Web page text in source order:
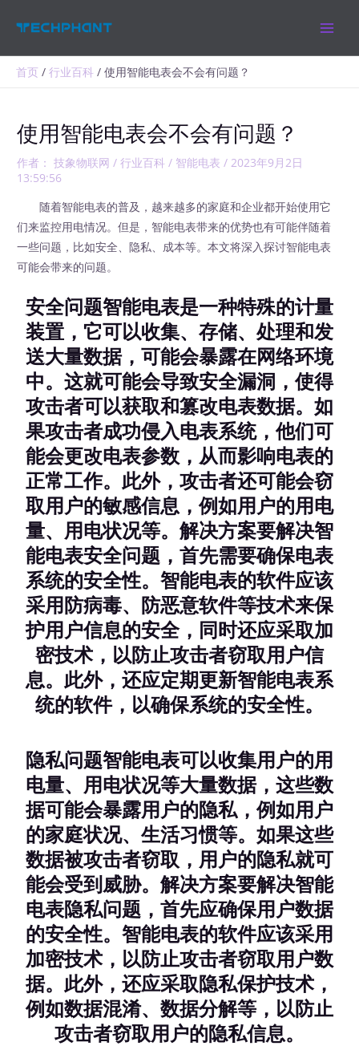
首页 行业百科 使用智能电表会不会有问题？
使用智能电表会不会有问题？
作者： 技象物联网/行业百科 / 智能电表 /2023年9月2日
13:59:56
随着智能电表的普及，越来越多的家庭和企业都开始使用它
们来监控用电情况。但是，智能电表带来的优势也有可能伴随着
一些问题，比如安全、隐私、成本等。本文将深入探讨智能电表
可能会带来的问题。
安全问题智能电表是一种特殊的计量
装置，它可以收集、存储、处理和发
送大量数据，可能会暴露在网络环境
中。这就可能会导致安全漏洞，使得
攻击者可以获取和篡改电表数据。如
果攻击者成功侵入电表系统，他们可
能会更改电表参数，从而影响电表的
正常工作。此外，攻击者还可能会窃
取用户的敏感信息，例如用户的用电
量、用电状况等。解决方案要解决智
能电表安全问题，首先需要确保电表
系统的安全性。智能电表的软件应该
采用防病毒、防恶意软件等技术来保
护用户信息的安全，同时还应采取加
密技术，以防止攻击者窃取用户信
息。此外，还应定期更新智能电表系
统的软件，以确保系统的安全性。
隐私问题智能电表可以收集用户的用
电量、用电状况等大量数据，这些数
据可能会暴露用户的隐私，例如用户
的家庭状况、生活习惯等。如果这些
数据被攻击者窃取，用户的隐私就可
能会受到威胁。解决方案要解决智能
电表隐私问题，首先应确保用户数据
的安全性。智能电表的软件应该采用
加密技术，以防止攻击者窃取用户数
据。此外，还应采取隐私保护技术，
例如数据混淆、数据分解等，以防止
攻击者窃取用户的隐私信息。